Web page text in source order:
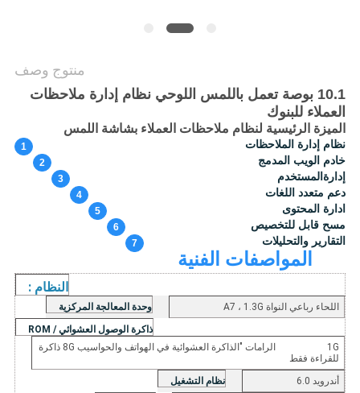
منتوج وصف
10.1 بوصة تعمل باللمس اللوحي نظام إدارة ملاحظات
العملاء للبنوك
الميزة الرئيسية لنظام ملاحظات العملاء بشاشة اللمس
1 نظام إدارة الملاحظات
2 خادم الويب المدمج
3 إدارةالمستخدم
4 دعم متعدد اللغات
5 ادارة المحتوى
6 مسح قابل للتخصيص
7 التقارير والتحليلات
المواصفات الفنية
النظام :
وحدة المعالجة المركزية
اللحاء رباعي النواة A7 ، 1.3G
ذاكرة الوصول العشوائي / ROM
1G
الرامات "الذاكرة العشوائية في الهواتف والحواسيب8G
ذاكرة
للقراءة فقط
نظام التشغيل
أندرويد 6.0